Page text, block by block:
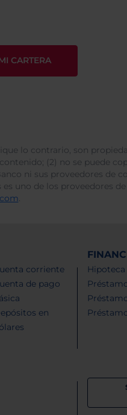
lo contrario, son
(2) no se puede
ni sus proveedores de
uno de los proveedores
.
corriente
de pago
en
Hipoteca